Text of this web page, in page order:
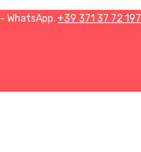
- WhatsApp. +39 371 37 72 197